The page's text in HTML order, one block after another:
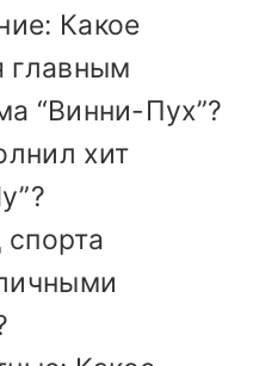
Какое
главным
“Винни-Пух”?
хит